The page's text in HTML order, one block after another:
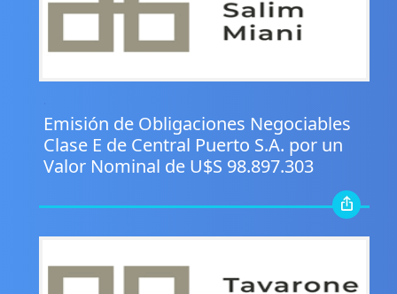
Emisión de Obligaciones Negociables
Clase E de Central Puerto S.A. por un
Valor Nominal de U$S 98.897.303